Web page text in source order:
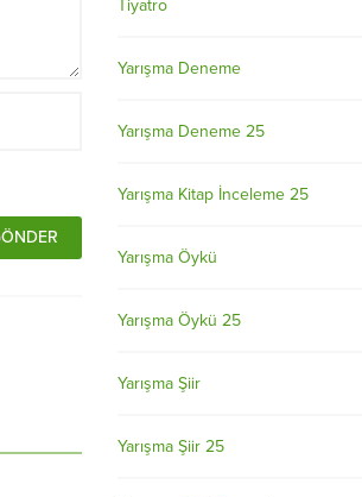
Tiyatro
Yarışma Deneme
Yarışma Deneme 25
Yarışma Kitap İnceleme 25
Yarışma Öykü
Yarışma Öykü 25
Yarışma Şiir
Yarışma Şiir 25